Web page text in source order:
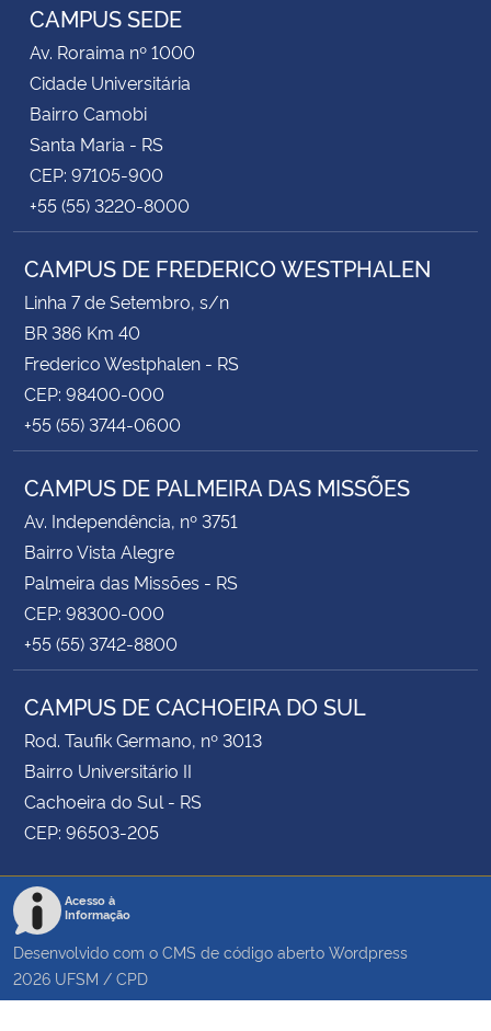
CAMPUS SEDE
Av. Roraima nº 1000
Cidade Universitária
Bairro Camobi
Santa Maria - RS
CEP: 97105-900
+55 (55) 3220-8000
CAMPUS DE FREDERICO WESTPHALEN
Linha 7 de Setembro, s/n
BR 386 Km 40
Frederico Westphalen - RS
CEP: 98400-000
+55 (55) 3744-0600
CAMPUS DE PALMEIRA DAS MISSÕES
Av. Independência, nº 3751
Bairro Vista Alegre
Palmeira das Missões - RS
CEP: 98300-000
+55 (55) 3742-8800
CAMPUS DE CACHOEIRA DO SUL
Rod. Taufik Germano, nº 3013
Bairro Universitário II
Cachoeira do Sul - RS
CEP: 96503-205
Acesso à
Informação
Desenvolvido com o CMS de código aberto Wordpress
2026 UFSM / CPD